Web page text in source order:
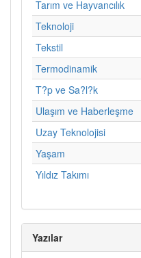
Tarım ve Hayvancılık
Teknoloji
Tekstil
Termodinamik
T?p ve Sa?l?k
Ulaşım ve Haberleşme
Uzay Teknolojisi
Yaşam
Yıldız Takımı
Yazılar